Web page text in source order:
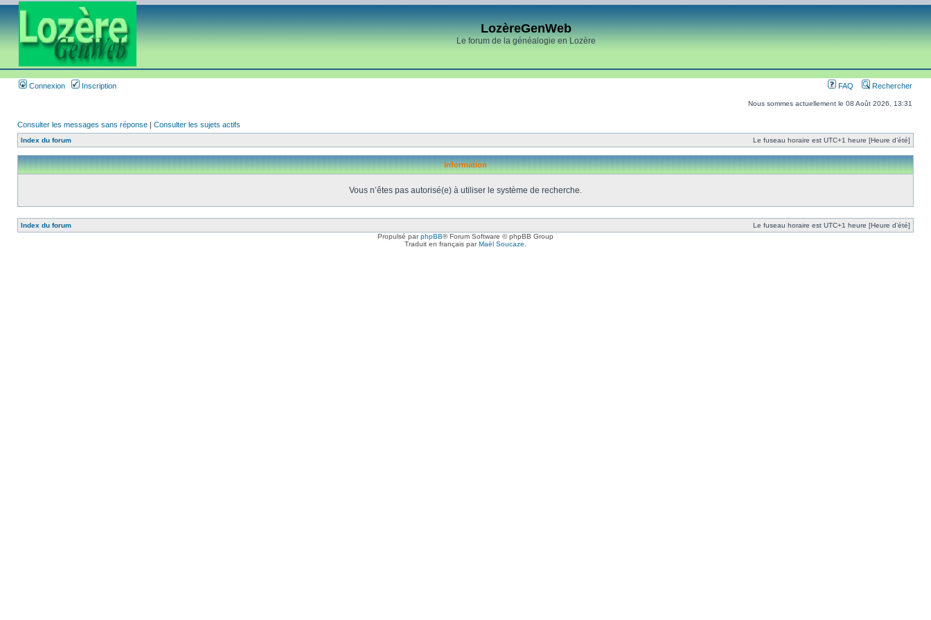
LozèreGenWeb
Le forum de la généalogie en Lozère
Connexion Inscription FAQ Rechercher
Nous sommes actuellement le 08 Août 2026, 13:31
Consulter les messages sans réponse | Consulter les sujets actifs
Index du forum Le fuseau horaire est UTC+1 heure [Heure d’été]
Information
Vous n’êtes pas autorisé(e) à utiliser le système de recherche.
Index du forum
Le fuseau horaire est UTC+1 heure [Heure d’été]
Propulsé parphpBB® Forum Software © phpBB Group
Traduit en français parMaël Soucaze